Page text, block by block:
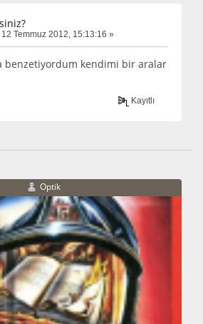
12 Temmuz 2012, 15:13:16 »
benzetiyordum kendimi bir aralar
Kayıtlı
Optik